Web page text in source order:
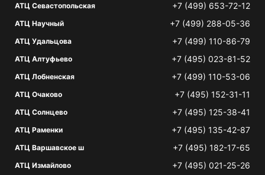
АТЦ Севастопольская +7 (499) 653-72-12
АТЦ Научный +7 (499) 288-05-36
АТЦ Удальцова +7 (499) 110-86-79
АТЦ Алтуфьево +7 (495) 023-81-52
АТЦ Лобненская +7 (499) 110-53-06
АТЦ Очаково +7 (495) 152-31-11
АТЦ Солнцево +7 (495) 125-38-41
АТЦ Раменки +7 (495) 135-42-87
АТЦ Варшавское ш +7 (495) 182-17-65
АТЦ Измайлово +7 (495) 021-25-26